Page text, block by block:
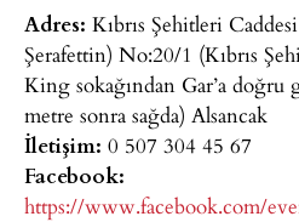
Adres: Kıbrıs Şehitleri
Şerafettin) No:20/1 (Kıbrıs
King sokağından Gar’a doğru
metre sonra sağda) Alsancak
İletişim: 0 507 304 45 67
Facebook:
https://www.facebook.com/